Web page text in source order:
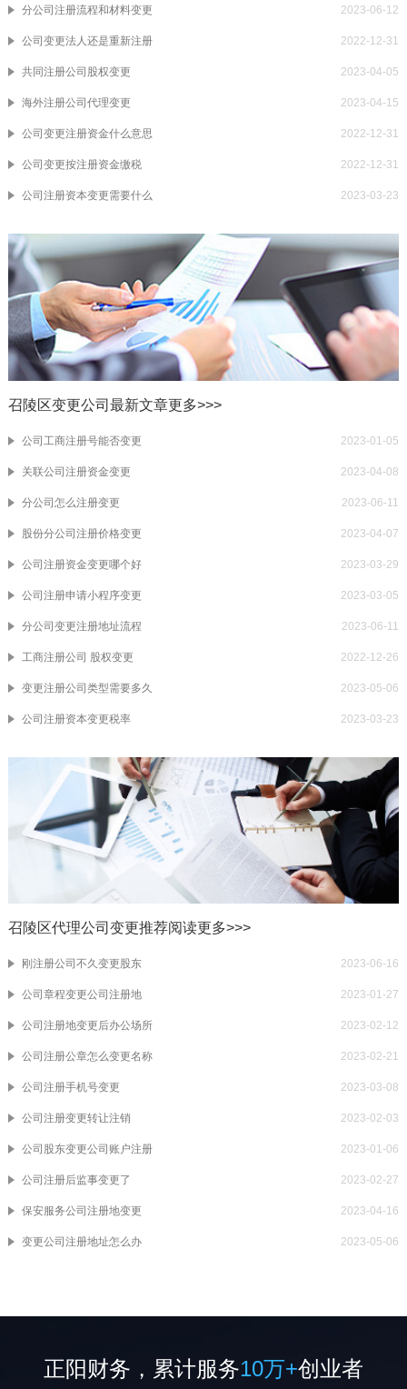
分公司注册流程和材料变更 2023-06-12
公司变更法人还是重新注册 2022-12-31
共同注册公司股权变更 2023-04-05
海外注册公司代理变更 2023-04-15
公司变更注册资金什么意思 2022-12-31
公司变更按注册资金缴税 2022-12-31
公司注册资本变更需要什么 2023-03-23
召陵区变更公司最新文章更多>>>
公司工商注册号能否变更 2023-01-05
关联公司注册资金变更 2023-04-08
分公司怎么注册变更 2023-06-11
股份分公司注册价格变更 2023-04-07
公司注册资金变更哪个好 2023-03-29
公司注册申请小程序变更 2023-03-05
分公司变更注册地址流程 2023-06-11
工商注册公司 股权变更 2022-12-26
变更注册公司类型需要多久 2023-05-06
公司注册资本变更税率 2023-03-23
召陵区代理公司变更推荐阅读更多>>>
刚注册公司不久变更股东 2023-06-16
公司章程变更公司注册地 2023-01-27
公司注册地变更后办公场所 2023-02-12
公司注册公章怎么变更名称 2023-02-21
公司注册手机号变更 2023-03-08
公司注册变更转让注销 2023-02-03
公司股东变更公司账户注册 2023-01-06
公司注册后监事变更了 2023-02-27
保安服务公司注册地变更 2023-04-16
变更公司注册地址怎么办 2023-05-06
正阳财务，累计服务10万+创业者